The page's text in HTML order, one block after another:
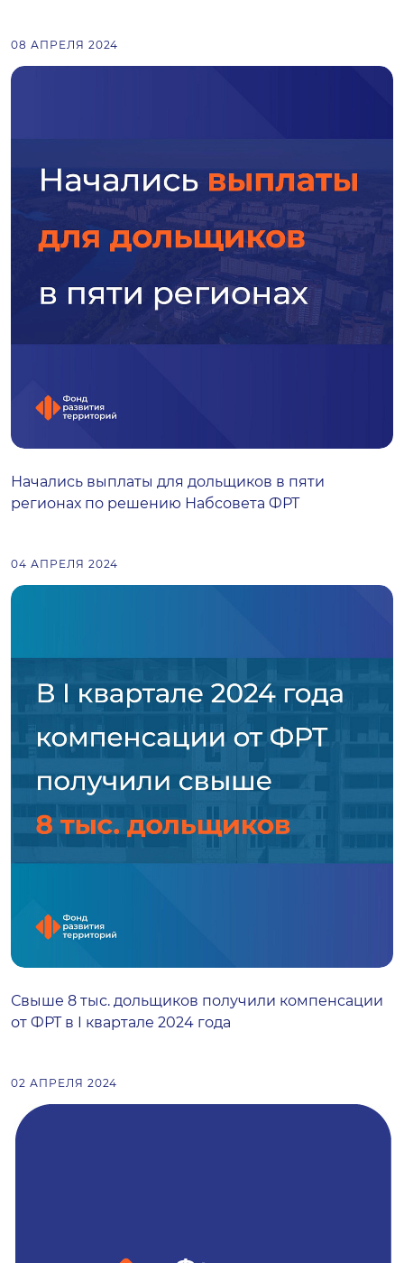
08 АПРЕЛЯ 2024
Начались выплаты для дольщиков в пяти
регионах по решению Набсовета ФРТ
04 АПРЕЛЯ 2024
Свыше 8 тыс. дольщиков получили компенсации
от ФРТ в I квартале 2024 года
02 АПРЕЛЯ 2024